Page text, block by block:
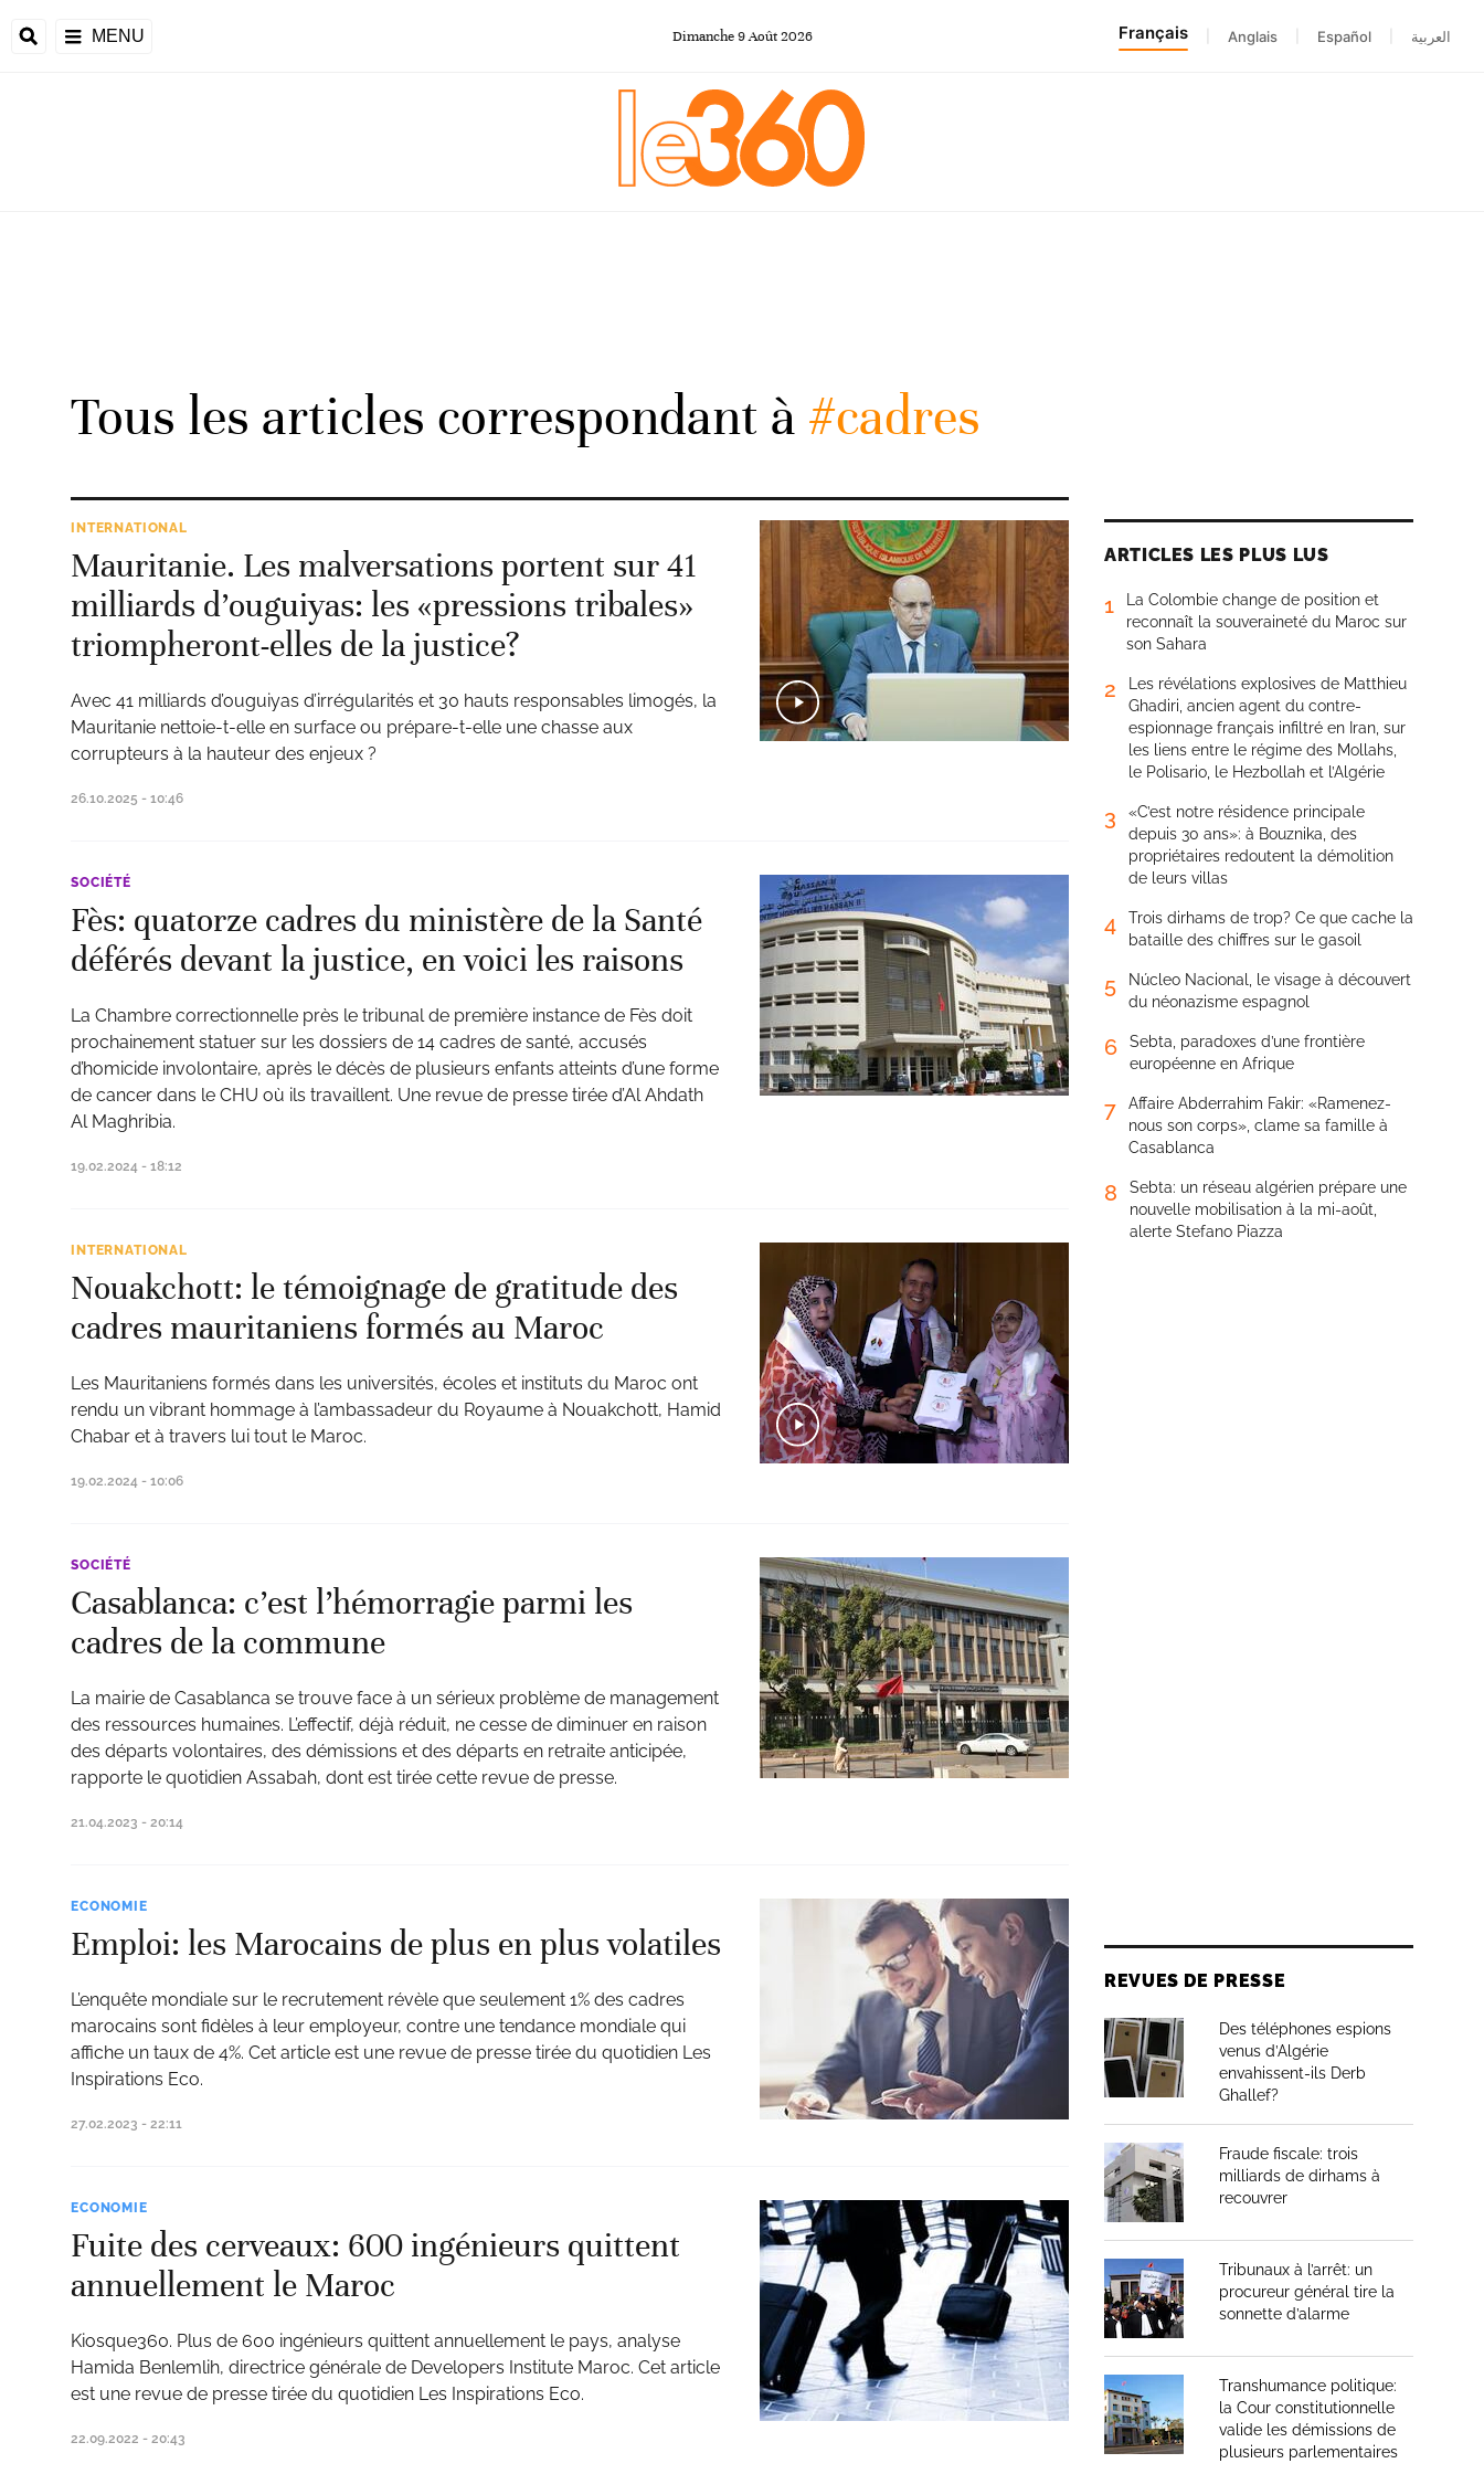
MENU Dimanche 9Août 2026 Français Anglais Español العربية
Tous les articles correspondant à #cadres
INTERNATIONAL
Mauritanie. Les malversations portent sur 41
milliards d’ouguiyas: les «pressions tribales»
triompheront-elles de la justice?
Avec 41 milliards d’ouguiyas d’irrégularités et 30 hauts responsables limogés, la
Mauritanie nettoie-t-elle en surface ou prépare-t-elle une chasse aux
corrupteurs à la hauteur des enjeux ?
26.10.2025 - 10:46
SOCIÉTÉ
Fès: quatorze cadres du ministère de la Santé
déférés devant la justice, en voici les raisons
La Chambre correctionnelle près le tribunal de première instance de Fès doit
prochainement statuer sur les dossiers de 14 cadres de santé, accusés
d’homicide involontaire, après le décès de plusieurs enfants atteints d’une forme
de cancer dans le CHU où ils travaillent. Une revue de presse tirée d’Al Ahdath
Al Maghribia.
19.02.2024 - 18:12
INTERNATIONAL
Nouakchott: le témoignage de gratitude des
cadres mauritaniens formés au Maroc
Les Mauritaniens formés dans les universités, écoles et instituts du Maroc ont
rendu un vibrant hommage à l’ambassadeur du Royaume à Nouakchott, Hamid
Chabar et à travers lui tout le Maroc.
19.02.2024 - 10:06
SOCIÉTÉ
Casablanca: c’est l’hémorragie parmi les
cadres de la commune
La mairie de Casablanca se trouve face à un sérieux problème de management
des ressources humaines. L’effectif, déjà réduit, ne cesse de diminuer en raison
des départs volontaires, des démissions et des départs en retraite anticipée,
rapporte le quotidien Assabah, dont est tirée cette revue de presse.
21.04.2023 - 20:14
ECONOMIE
Emploi: les Marocains de plus en plus volatiles
L’enquête mondiale sur le recrutement révèle que seulement 1% des cadres
marocains sont fidèles à leur employeur, contre une tendance mondiale qui
affiche un taux de 4%. Cet article est une revue de presse tirée du quotidien Les
Inspirations Eco.
27.02.2023 - 22:11
ECONOMIE
Fuite des cerveaux: 600 ingénieurs quittent
annuellement le Maroc
Kiosque360. Plus de 600 ingénieurs quittent annuellement le pays, analyse
Hamida Benlemlih, directrice générale de Developers Institute Maroc. Cet article
est une revue de presse tirée du quotidien Les Inspirations Eco.
22.09.2022 - 20:43
ARTICLES LES PLUS LUS
1
La Colombie change de position et
reconnaît la souveraineté du Maroc sur
son Sahara
2
Les révélations explosives de Matthieu
Ghadiri, ancien agent du contre-
espionnage français infiltré en Iran, sur
les liens entre le régime des Mollahs,
le Polisario, le Hezbollah et l’Algérie
3
«C’est notre résidence principale
depuis 30 ans»: à Bouznika, des
propriétaires redoutent la démolition
de leurs villas
4
Trois dirhams de trop? Ce que cache la
bataille des chiffres sur le gasoil
5
Núcleo Nacional, le visage à découvert
du néonazisme espagnol
6
Sebta, paradoxes d’une frontière
européenne en Afrique
7
Affaire Abderrahim Fakir: «Ramenez-
nous son corps», clame sa famille à
Casablanca
8
Sebta: un réseau algérien prépare une
nouvelle mobilisation à la mi-août,
alerte Stefano Piazza
REVUES DE PRESSE
Des téléphones espions
venus d’Algérie
envahissent-ils Derb
Ghallef?
Fraude fiscale: trois
milliards de dirhams à
recouvrer
Tribunaux à l’arrêt: un
procureur général tire la
sonnette d’alarme
Transhumance politique:
la Cour constitutionnelle
valide les démissions de
plusieurs parlementaires